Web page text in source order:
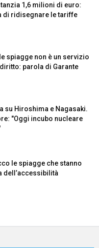
1,6 milioni di euro:
di ridisegnare le tariffe
spiagge non è un servizio
parola di Garante
su Hiroshima e Nagasaki.
"Oggi incubo nucleare
le spiagge che stanno
dell’accessibilità